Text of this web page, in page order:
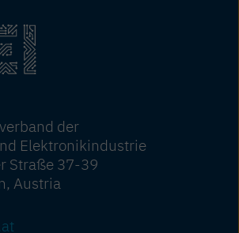
der
Elektronikindustrie
Straße 37-39
Austria